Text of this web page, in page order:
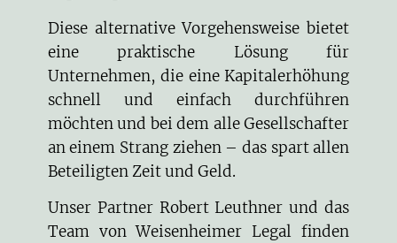
Diese alternative Vorgehensweise bietet
eine praktische Lösung für
Unternehmen, die eine Kapitalerhöhung
schnell und einfach durchführen
möchten und bei dem alle Gesellschafter
an einem Strang ziehen – das spart allen
Beteiligten Zeit und Geld.
Unser Partner Robert Leuthner und das
Team von Weisenheimer Legal finden